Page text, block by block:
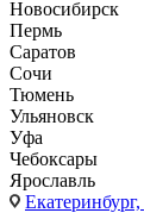
Новосибирск
Пермь
Саратов
Сочи
Тюмень
Ульяновск
Уфа
Чебоксары
Ярославль
Екатеринбург,